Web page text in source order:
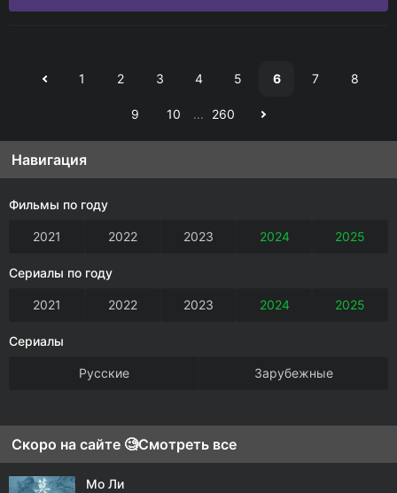
1 2 3 4 5 6 7 8
9 10 ... 260
Навигация
Фильмы по году
2021 2022 2023 2024 2025
Сериалы по году
2021 2022 2023 2024 2025
Сериалы
Русские Зарубежные
Скоро на сайте 🧐Смотреть все
Мо Ли